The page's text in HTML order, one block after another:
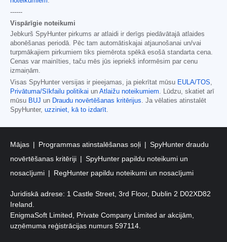
------
Vispārīgie noteikumi
Jebkurš SpyHunter pirkums ar atlaidi ir derīgs piedāvātajā atlaides
abonēšanas periodā. Pēc tam automātiskajai atjaunošanai un/vai
turpmākajiem pirkumiem tiks piemērota spēkā esošā standarta cena.
Cenas var mainīties, taču mēs jūs iepriekš informēsim par cenu
izmaiņām.
Visas SpyHunter versijas ir pieejamas, ja piekrītat mūsu EULA/TOS,
Privātuma/Sīkfailu politikai un Atlaižu noteikumiem. Lūdzu, skatiet arī
mūsu BUJ un Draudu novērtēšanas kritērijus. Ja vēlaties atinstalēt
SpyHunter, uzziniet, kā to izdarīt.
Mājas Programmas atinstalēšanas soļi
SpyHunter draudu
novērtēšanas kritēriji
SpyHunter papildu noteikumi un
nosacījumi
RegHunter papildu noteikumi un nosacījumi
Juridiskā adrese: 1 Castle Street, 3rd Floor, Dublin 2 D02XD82
Ireland.
EnigmaSoft Limited, Private Company Limited ar akcijām,
uzņēmuma reģistrācijas numurs 597114.